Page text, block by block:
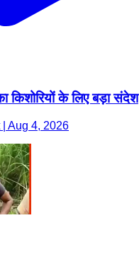
किशोरियों के लिए बड़ा संदेश
Aug 4, 2026